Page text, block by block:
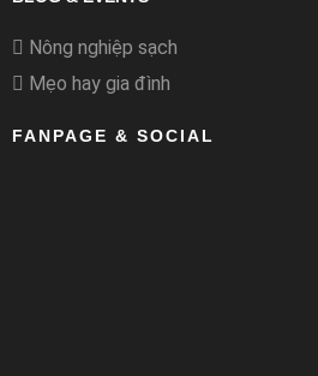
Nông nghiệp sạch
Mẹo hay gia đình
FANPAGE & SOCIAL